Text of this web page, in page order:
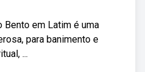
Bento em Latim é uma
para banimento e
...